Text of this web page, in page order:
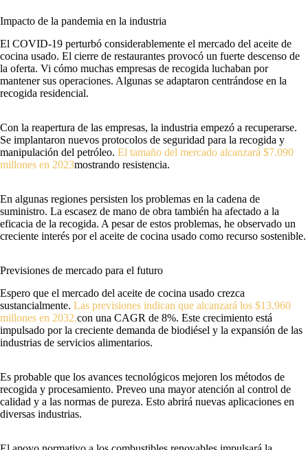
Impacto de la pandemia en la industria
El COVID-19 perturbó considerablemente el mercado del aceite de
cocina usado. El cierre de restaurantes provocó un fuerte descenso de
la oferta. Vi cómo muchas empresas de recogida luchaban por
mantener sus operaciones. Algunas se adaptaron centrándose en la
recogida residencial.
Con la reapertura de las empresas, la industria empezó a recuperarse.
Se implantaron nuevos protocolos de seguridad para la recogida y
manipulación del petróleo. El tamaño del mercado alcanzará $7.090
millones en 2023mostrando resistencia.
En algunas regiones persisten los problemas en la cadena de
suministro. La escasez de mano de obra también ha afectado a la
eficacia de la recogida. A pesar de estos problemas, he observado un
creciente interés por el aceite de cocina usado como recurso sostenible.
Previsiones de mercado para el futuro
Espero que el mercado del aceite de cocina usado crezca
sustancialmente. Las previsiones indican que alcanzará los $13.960
millones en 2032.con una CAGR de 8%. Este crecimiento está
impulsado por la creciente demanda de biodiésel y la expansión de las
industrias de servicios alimentarios.
Es probable que los avances tecnológicos mejoren los métodos de
recogida y procesamiento. Preveo una mayor atención al control de
calidad y a las normas de pureza. Esto abrirá nuevas aplicaciones en
diversas industrias.